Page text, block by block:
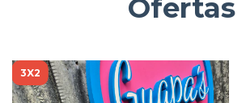
Ofertas
3X2